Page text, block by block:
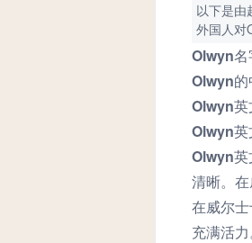
以下是由
外国人对
Olwyn名
Olwyn的
Olwyn英
Olwyn英
Olwyn英
清晰。
在威尔
充满活